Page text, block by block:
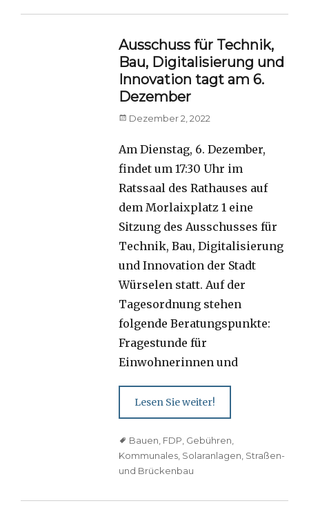
Ausschuss für Technik,
Bau, Digitalisierung und
Innovation tagt am 6.
Dezember
Posted
Dezember 2, 2022
Am Dienstag, 6. Dezember,
findet um 17:30 Uhr im
Ratssaal des Rathauses auf
dem Morlaixplatz 1 eine
Sitzung des Ausschusses für
Technik, Bau, Digitalisierung
und Innovation der Stadt
Würselen statt. Auf der
Tagesordnung stehen
folgende Beratungspunkte:
Fragestunde für
Einwohnerinnen und
Lesen Sie weiter!
TagsBauen, FDP, Gebühren,
Kommunales, Solaranlagen, Straßen-
und Brückenbau